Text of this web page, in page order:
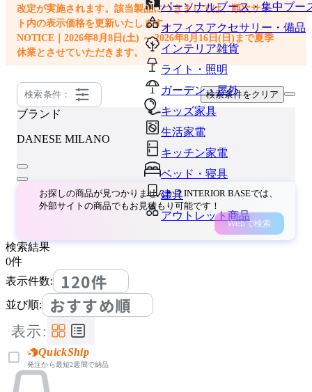
パーソナルブース・集中ブー
オフィスアクセサリー・備品
インテリア雑貨
ライト・照明
ガーデン・屋外
キッズ家具
生活家電
キッチン家電
ベッド・寝具
建具
アウトレット商品
改定が実施されます。該当製品につきましては、順次サイ
ト内の表示価格を更新いたします。
NOTICE｜2026年8月8日(土) ～ 2026年8月16日(日)まで夏季
休業とさせていただきます。
検索条件： 検索条件をクリア
ブランド
DANESE MILANO
お探しの商品が見つかりませんか？INTERIOR BASEでは、
外部サイトの商品でもお見積もり可能です！
Webで検索
検索結果
0件
表示件数:
120件
並び順: おすすめ順
表示:
QuickShip
発注から最短2週間で納品